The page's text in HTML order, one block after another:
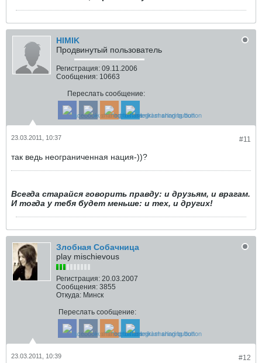
HIMIK
Продвинутый пользователь
Регистрация: 09.11.2006
Сообщения: 10663
Переслать сообщение:
#11
23.03.2011, 10:37
так ведь неограниченная нация-))?
Всегда старайся говорить правду: и друзьям, и врагам.
И тогда у тебя будет меньше: и тех, и других!
Злобная Собачница
play mischievous
Регистрация: 20.03.2007
Сообщения: 3855
Откуда: Минск
Переслать сообщение:
#12
23.03.2011, 10:39